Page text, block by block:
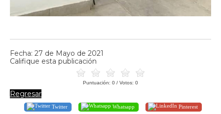
Fecha: 27 de Mayo de 2021
Califique esta publicación
Puntuación: 0 / Votos: 0
Regresar
Twitter Whatsapp Pinterest